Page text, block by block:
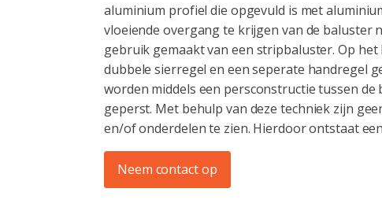
aluminium profiel die opgevuld is met
vloeiende overgang te krijgen van de baluster
gebruik gemaakt van een stripbaluster. Op het
dubbele sierregel en een seperate handregel
worden middels een persconstructie tussen
geperst. Met behulp van deze techniek zijn
en/of onderdelen te zien. Hierdoor ontstaat
Neem contact op